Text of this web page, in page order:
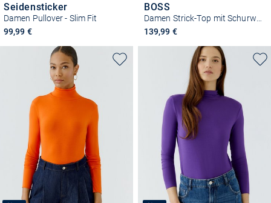
Seidensticker
Damen Pullover - Slim Fit
99,99 €
BOSS
139,99 €